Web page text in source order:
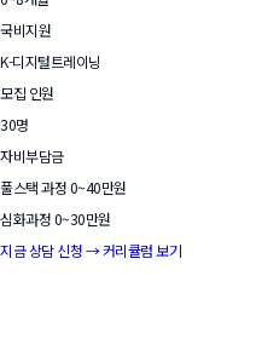
국비지원
K-디지털트레이닝
모집 인원
30명
자비부담금
풀스택 과정 0~40만원
심화과정 0~30만원
지금 상담 신청 →커리큘럼 보기